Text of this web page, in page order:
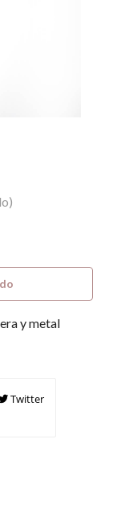
y metal
Twitter